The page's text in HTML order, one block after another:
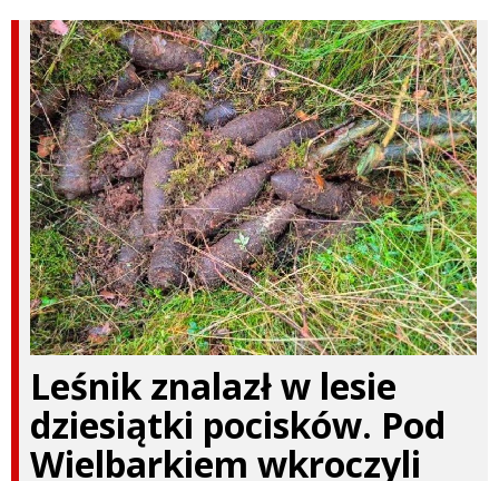
Leśnik znalazł w lesie
dziesiątki pocisków. Pod
Wielbarkiem wkroczyli